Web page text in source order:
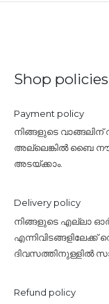
Shop policies
Payment policy
നിങ്ങളുടെ
അല്ലെങ്കിൽ ബൈ നൗ,
അടയ്ക്കാം.
Delivery policy
നിങ്ങളുടെ എല്ലാ
ദിവസത്തിനുള്ളിൽ
Refund policy